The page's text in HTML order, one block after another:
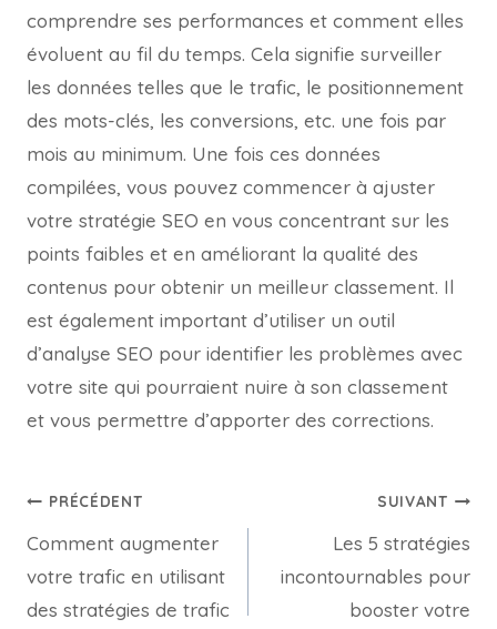
comprendre ses performances et comment elles
évoluent au fil du temps. Cela signifie surveiller
les données telles que le trafic, le positionnement
des mots-clés, les conversions, etc. une fois par
mois au minimum. Une fois ces données
compilées, vous pouvez commencer à ajuster
votre stratégie SEO en vous concentrant sur les
points faibles et en améliorant la qualité des
contenus pour obtenir un meilleur classement. Il
est également important d’utiliser un outil
d’analyse SEO pour identifier les problèmes avec
votre site qui pourraient nuire à son classement
et vous permettre d’apporter des corrections.
PRÉCÉDENT
Comment augmenter
votre trafic en utilisant
des stratégies de trafic
SUIVANT
Les 5 stratégies
incontournables pour
booster votre